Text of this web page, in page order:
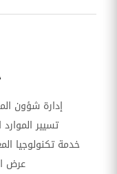
إدارة شؤون
تسيير الموارد
خدمة تكنولوجيا
عرض